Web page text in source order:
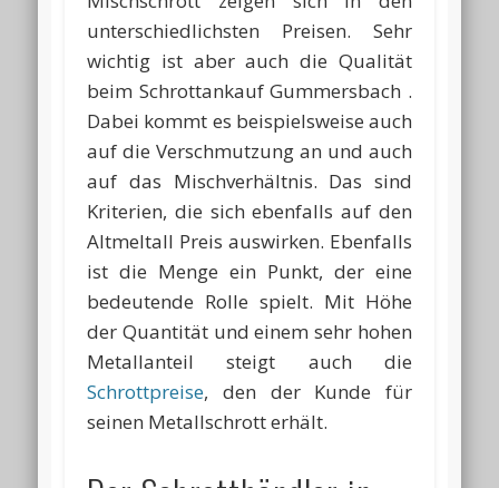
unterschiedlichsten Preisen. Sehr
wichtig ist aber auch die Qualität
beim Schrottankauf Gummersbach .
Dabei kommt es beispielsweise auch
auf die Verschmutzung an und auch
auf das Mischverhältnis. Das sind
Kriterien, die sich ebenfalls auf den
Altmeltall Preis auswirken. Ebenfalls
ist die Menge ein Punkt, der eine
bedeutende Rolle spielt. Mit Höhe
der Quantität und einem sehr hohen
Metallanteil steigt auch die
Schrottpreise, den der Kunde für
seinen Metallschrott erhält.